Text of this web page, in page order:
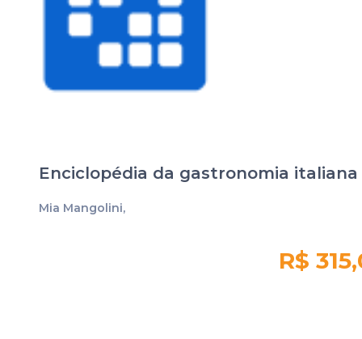
Enciclopédia da gastronomia italiana
Mia Mangolini,
R$